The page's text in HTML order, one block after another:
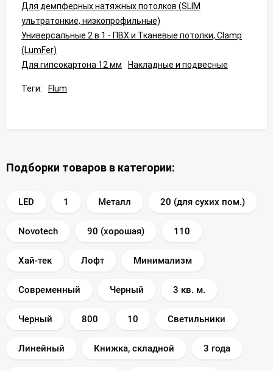
Для демпферных натяжных потолков (SLIM
ультратонкие, низкопрофильные)
Универсальные 2 в 1 - ПВХ и Тканевые потолки, Clamp
(LumFer)
Для гипсокартона 12 мм
Накладные и подвесные
Теги: Flum
Подборки товаров в категории:
LED 1 Металл 20 (для сухих пом.)
Novotech 90 (хорошая) 110
Хай-тек Лофт Минимализм
Современный Черный 3 кв. м.
Черный 800 10 Светильники
Линейный Книжка, складной 3 года